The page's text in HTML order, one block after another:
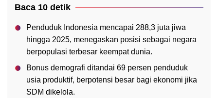
Baca 10 detik
Penduduk Indonesia mencapai 288,3 juta jiwa
hingga 2025, menegaskan posisi sebagai negara
berpopulasi terbesar keempat dunia.
Bonus demografi ditandai 69 persen penduduk
usia produktif, berpotensi besar bagi ekonomi jika
SDM dikelola.